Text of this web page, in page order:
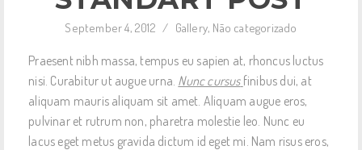
September 4, 2012 / Gallery, Não categorizado
Praesent nibh massa, tempus eu sapien at, rhoncus luctus
nisi. Curabitur ut augue urna. Nunc cursus finibus dui, at
aliquam mauris aliquam sit amet. Aliquam augue eros,
pulvinar et rutrum non, pharetra molestie leo. Nunc eu
lacus eget metus gravida dictum id eget mi. Nam risus eros,